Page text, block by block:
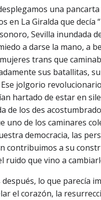
una pancarta
en La Giralda que decía
Sevilla inundada
a darse la mano, a
trans que
sus batallitas,
jolgorio
hartado de estar en
de los des
uno de los caminares
democracia, las
contribuimos a su
ruido que vino a
después, lo que parecía
el corazón, la